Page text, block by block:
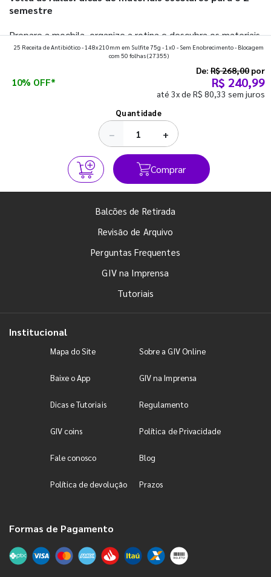
semestre
Prepare a mochila, organize a rotina e descubra os materiais
que fazem toda diferença para começar o segundo
25 Receita de Antibiótico - 148x210mm em Sulfite 75g - 1x0 - Sem Enobrecimento - Blocagem
com 50 folhas(27355)
10% OFF*
De: R$ 268,00 por
R$ 240,99
até 3x de R$ 80,33 sem juros
Quantidade
− +
Comprar
Balcões de Retirada
Revisão de Arquivo
Perguntas Frequentes
GIV na Imprensa
Tutoriais
Institucional
Mapa do Site Sobre a GIV Online
Baixe o App GIV na Imprensa
Dicas e Tutoriais Regulamento
GIV coins Política de Privacidade
Fale conosco Blog
Política de devolução Prazos
Formas de Pagamento